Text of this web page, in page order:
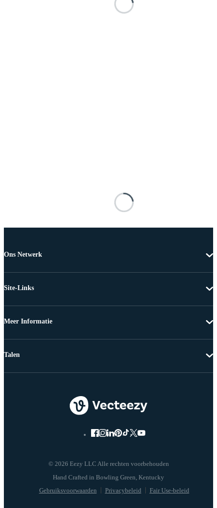
Ons Netwerk
Site-Links
Meer Informatie
© 2026 Eezy LLC Alle rechten voorbehouden
Gebruiksvoorwaarden Privacybeleid Fair Use-beleid
Talen